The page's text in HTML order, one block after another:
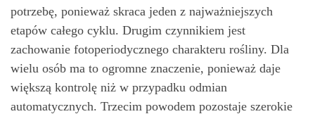
potrzebę, ponieważ skraca jeden z najważniejszych
etapów całego cyklu. Drugim czynnikiem jest
zachowanie fotoperiodycznego charakteru rośliny. Dla
wielu osób ma to ogromne znaczenie, ponieważ daje
większą kontrolę niż w przypadku odmian
automatycznych. Trzecim powodem pozostaje szerokie